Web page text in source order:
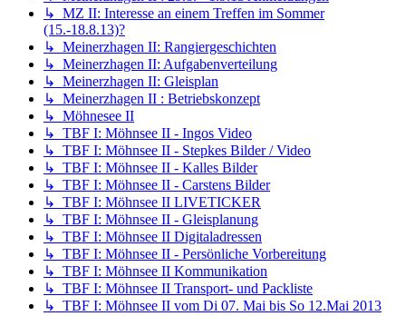
↳ MZ II: Interesse an einem Treffen im Sommer
(15.-18.8.13)?
↳ Meinerzhagen II: Rangiergeschichten
↳ Meinerzhagen II: Aufgabenverteilung
↳ Meinerzhagen II: Gleisplan
↳ Meinerzhagen II : Betriebskonzept
↳ Möhnesee II
↳ TBF I: Möhnsee II - Ingos Video
↳ TBF I: Möhnsee II - Stepkes Bilder / Video
↳ TBF I: Möhnsee II - Kalles Bilder
↳ TBF I: Möhnsee II - Carstens Bilder
↳ TBF I: Möhnsee II LIVETICKER
↳ TBF I: Möhnsee II - Gleisplanung
↳ TBF I: Möhnsee II Digitaladressen
↳ TBF I: Möhnsee II - Persönliche Vorbereitung
↳ TBF I: Möhnsee II Kommunikation
↳ TBF I: Möhnsee II Transport- und Packliste
↳ TBF I: Möhnsee II vom Di 07. Mai bis So 12.Mai 2013